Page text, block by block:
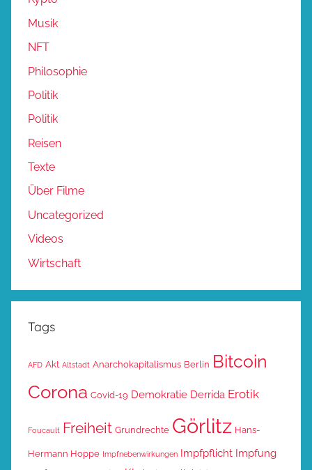
Musik
NFT
Philosophie
Politik
Politik
Reisen
Texte
Über Filme
Uncategorized
Videos
Wirtschaft
Tags
AFD Akt Altstadt Anarchokapitalismus Berlin Bitcoin
Corona Covid-19 Demokratie Derrida Erotik
Foucault Freiheit Grundrechte Görlitz Hans-
Hermann Hoppe Impfnebenwirkungen Impfpflicht Impfung